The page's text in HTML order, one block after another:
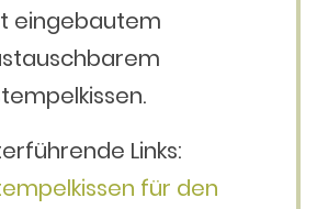
eingebautem
Links:
für den